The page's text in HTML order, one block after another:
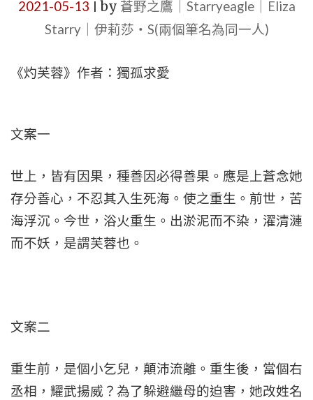
2021-05-13 by 蒼野之鷹｜Starryeagle｜Eliza
Starry｜伊莉莎・S(兩個筆名為同一人)
《灼芙蓉》作者：獨孤求愛
文案一
世上，皆有因果，種善因必得善果。應是上蒼念她
存分善心，不忍其入生死海。使之重生。前世，苦
海浮沉。今世，浴火重生。出淤泥而不染，濯清漣
而不妖，是謂芙蓉也。
文案二
重生前，是個小乞兒，顛沛流離。重生後，當個右
丞相，耀武揚威？為了躲避繼母的迫害，她改姓名